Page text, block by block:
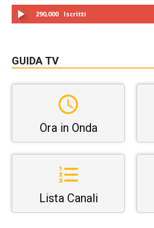
290,000 Iscritti
GUIDA TV
Ora in Onda
Lista Canali